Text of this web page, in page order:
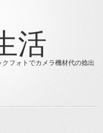
活
フォトでカメラ機材代の捻出